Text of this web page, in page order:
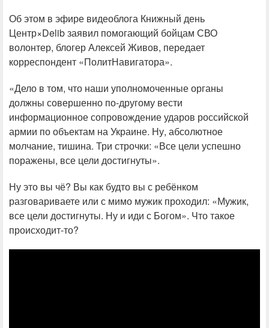
Об этом в эфире видеоблога Книжный день
Центр×Delib заявил помогающий бойцам СВО
волонтер, блогер Алексей Живов, передает
корреспондент «ПолитНавигатора».
«Дело в том, что наши уполномоченные органы
должны совершенно по-другому вести
информационное сопровождение ударов российской
армии по объектам на Украине. Ну, абсолютное
молчание, тишина. Три строчки: «Все цели успешно
поражены, все цели достигнуты».
Ну это вы чё? Вы как будто вы с ребёнком
разговариваете или с мимо мужик проходил: «Мужик,
все цели достигнуты. Ну и иди с Богом». Что такое
происходит-то?